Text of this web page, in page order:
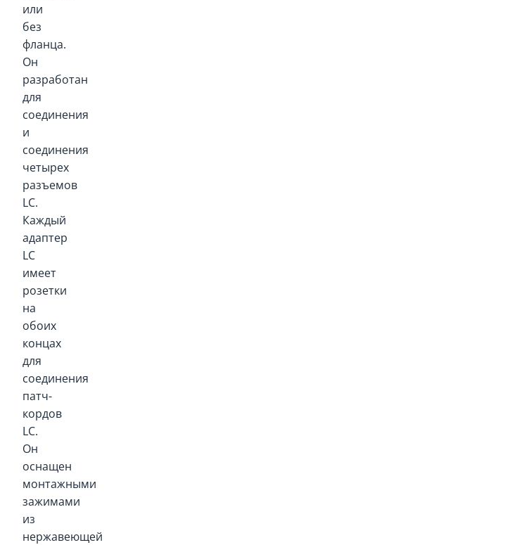
или
без
фланца.
Он
разработан
для
соединения
и
соединения
четырех
разъемов
LC.
Каждый
адаптер
LC
имеет
розетки
на
обоих
концах
для
соединения
патч-
кордов
LC.
Он
оснащен
монтажными
зажимами
из
нержавеющей